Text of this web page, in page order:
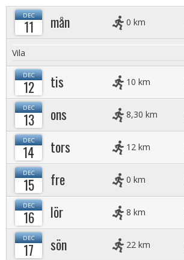
DEC
11 mån 0 km
Vila
DEC
12 tis 10 km
DEC
13 ons 8,30 km
DEC
14 tors 12 km
DEC
15 fre 0 km
DEC
16 lör 8 km
DEC
17 sön 22 km